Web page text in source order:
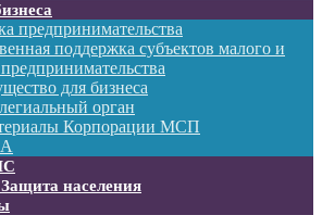
предпринимательства
поддержка субъектов малого и
для бизнеса
орган
Корпорации МСП
населения